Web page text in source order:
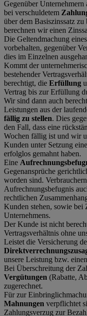
Gegenüber
bei verschuldetem
über dem Basiszinssatz
berechnen wir einen
Die Geltendmachung eines
vorbehalten, gegenüber
dies im Einzelnen
Kommt der
bestehender
berechtigt, die Erfüllung
Vertrag bis zur Erfüllung
Wir sind dann auch
Leistungen aus der
fällig zu stellen. Dies
den Fall, dass eine
Wochen fällig ist und wir
Kunden unter Setzung
erfolglos gemahnt haben.
Eine
Gegenansprüche
worden sind.
Aufrechnungsbefugnis
rechtlichen
Kunden stehen, sowie bei
Unternehmens.
Der Kunde ist nicht
Vertragsverhältnis ohne
Leistet die Versicherung
unsere Leistung bzw.
Bei Überschreitung der
Vergütungen (Rabatte,
zugerechnet.
Für zur
Mahnungen verpflichtet
Zahlungsverzug zur